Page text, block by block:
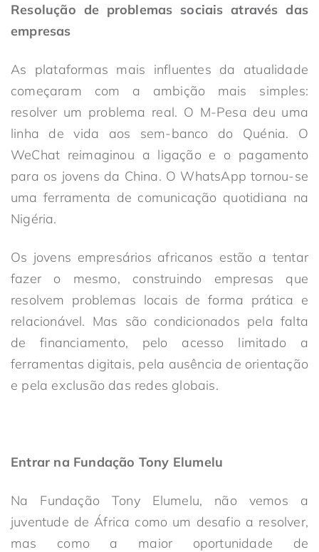
Resolução de problemas sociais através das
empresas
As plataformas mais influentes da atualidade
começaram com a ambição mais simples:
resolver um problema real. O M-Pesa deu uma
linha de vida aos sem-banco do Quénia. O
WeChat reimaginou a ligação e o pagamento
para os jovens da China. O WhatsApp tornou-se
uma ferramenta de comunicação quotidiana na
Nigéria.
Os jovens empresários africanos estão a tentar
fazer o mesmo, construindo empresas que
resolvem problemas locais de forma prática e
relacionável. Mas são condicionados pela falta
de financiamento, pelo acesso limitado a
ferramentas digitais, pela ausência de orientação
e pela exclusão das redes globais.
Entrar na Fundação Tony Elumelu
Na Fundação Tony Elumelu, não vemos a
juventude de África como um desafio a resolver,
mas como a maior oportunidade de